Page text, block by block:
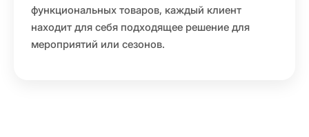
функциональных товаров, каждый клиент
находит для себя подходящее решение для
мероприятий или сезонов.